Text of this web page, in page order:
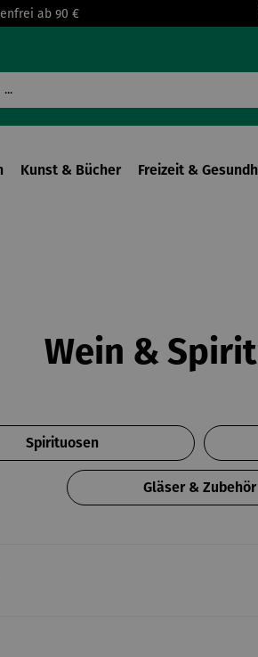
ab 90 €
Kunst & Bücher Freizeit &
Wein &
Spirituosen
Gläser & Zubehör